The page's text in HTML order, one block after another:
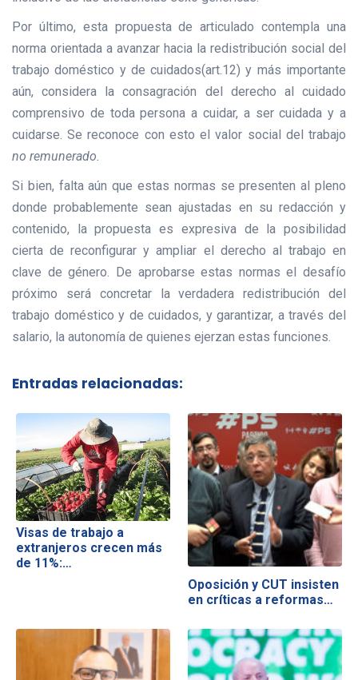
Por último, esta propuesta de articulado contempla una
norma orientada a avanzar hacia la redistribución social del
trabajo doméstico y de cuidados(art.12) y más importante
aún, considera la consagración del derecho al cuidado
comprensivo de toda persona a cuidar, a ser cuidada y a
cuidarse. Se reconoce con esto el valor social del trabajo
no remunerado.
Si bien, falta aún que estas normas se presenten al pleno
donde probablemente sean ajustadas en su redacción y
contenido, la propuesta es expresiva de la posibilidad
cierta de reconfigurar y ampliar el derecho al trabajo en
clave de género. De aprobarse estas normas el desafío
próximo será concretar la verdadera redistribución del
trabajo doméstico y de cuidados, y garantizar, a través del
salario, la autonomía de quienes ejerzan estas funciones.
Entradas relacionadas:
Visas de trabajo a
extranjeros crecen más
de 11%:…
Oposición y CUT insisten
en críticas a reformas…